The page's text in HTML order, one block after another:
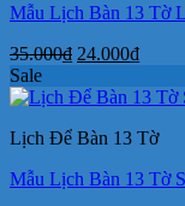
Mẫu Lịch Bàn 13 Tờ
35.000₫ Giá
là:
24.000₫Giá
tại
Sale
Lịch Để Bàn 13 Tờ
Mẫu Lịch Bàn 13 Tờ